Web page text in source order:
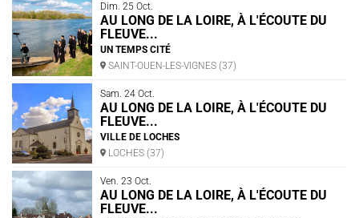
Dim. 25 Oct.
AU LONG DE LA LOIRE, À L'ÉCOUTE DU
FLEUVE...
UN TEMPS CITÉ
SAINT-OUEN-LES-VIGNES (37)
Sam. 24 Oct.
AU LONG DE LA LOIRE, À L'ÉCOUTE DU
FLEUVE...
VILLE DE LOCHES
LOCHES (37)
Ven. 23 Oct.
AU LONG DE LA LOIRE, À L'ÉCOUTE DU
FLEUVE...